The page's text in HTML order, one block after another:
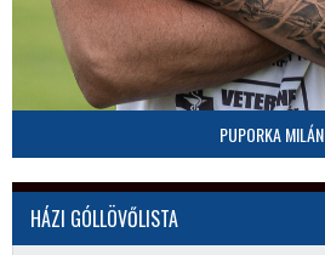
PUPORKA MILÁN
HÁZI GÓLLÖVŐLISTA